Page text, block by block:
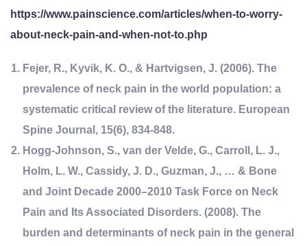
https://www.painscience.com/articles/when-to-worry-
about-neck-pain-and-when-not-to.php
Fejer, R., Kyvik, K. O., & Hartvigsen, J. (2006). The
prevalence of neck pain in the world population: a
systematic critical review of the literature. European
Spine Journal, 15(6), 834-848.
Hogg-Johnson, S., van der Velde, G., Carroll, L. J.,
Holm, L. W., Cassidy, J. D., Guzman, J., … & Bone
and Joint Decade 2000–2010 Task Force on Neck
Pain and Its Associated Disorders. (2008). The
burden and determinants of neck pain in the general